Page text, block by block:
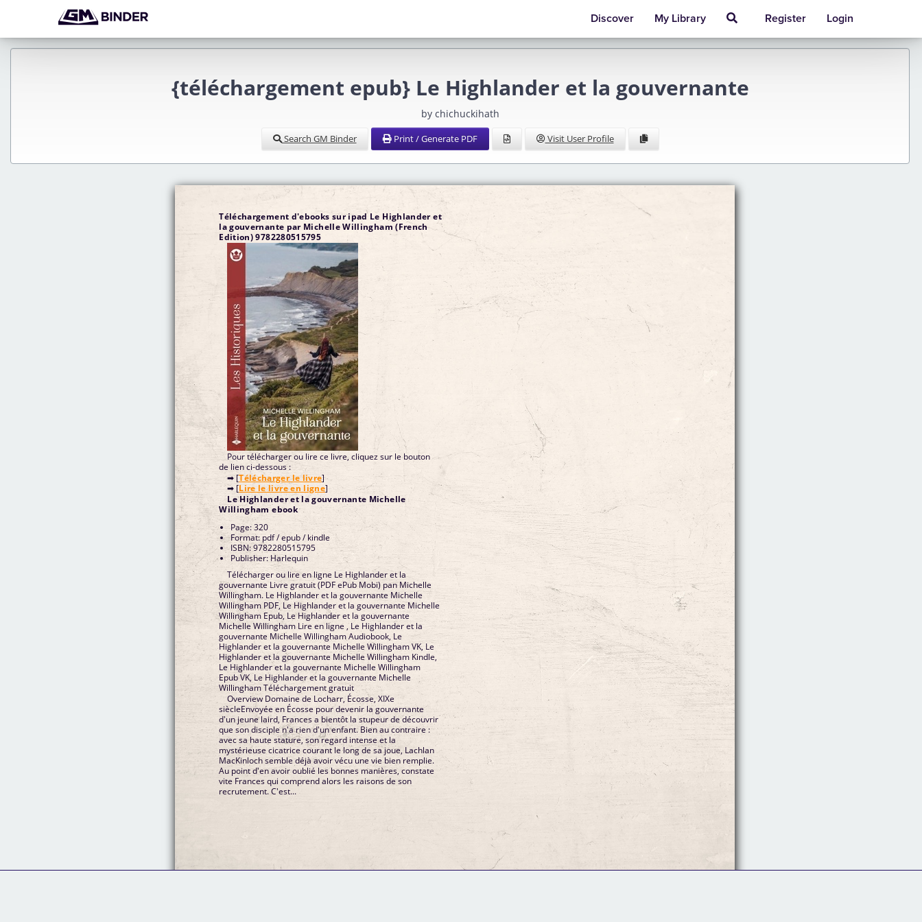
Discover My Library Register Login
{téléchargement epub} Le Highlander et la gouvernante
by chichuckihath
Search GM Binder Print / Generate PDF Visit User Profile
Téléchargement d'ebooks sur ipad Le Highlander et
la gouvernante par Michelle Willingham (French
Edition) 9782280515795
Pour télécharger ou lire ce livre, cliquez sur le bouton
de lien ci-dessous :
➡ [Télécharger le livre]
➡ [Lire le livre en ligne]
Le Highlander et la gouvernante Michelle
Willingham ebook
Page: 320
Format: pdf / epub / kindle
ISBN: 9782280515795
Publisher: Harlequin
Télécharger ou lire en ligne Le Highlander et la
gouvernante Livre gratuit (PDF ePub Mobi) pan Michelle
Willingham. Le Highlander et la gouvernante Michelle
Willingham PDF, Le Highlander et la gouvernante Michelle
Willingham Epub, Le Highlander et la gouvernante
Michelle Willingham Lire en ligne , Le Highlander et la
gouvernante Michelle Willingham Audiobook, Le
Highlander et la gouvernante Michelle Willingham VK, Le
Highlander et la gouvernante Michelle Willingham Kindle,
Le Highlander et la gouvernante Michelle Willingham
Epub VK, Le Highlander et la gouvernante Michelle
Willingham Téléchargement gratuit
Overview Domaine de Locharr, Écosse, XIXe
siècleEnvoyée en Écosse pour devenir la gouvernante
d'un jeune laird, Frances a bientôt la stupeur de découvrir
que son disciple n'a rien d'un enfant. Bien au contraire :
avec sa haute stature, son regard intense et la
mystérieuse cicatrice courant le long de sa joue, Lachlan
MacKinloch semble déjà avoir vécu une vie bien remplie.
Au point d'en avoir oublié les bonnes manières, constate
vite Frances qui comprend alors les raisons de son
recrutement. C'est...